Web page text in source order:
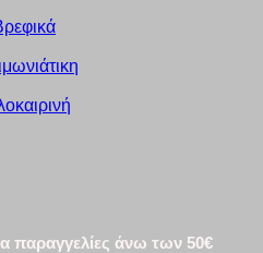
παραγγελίες άνω των 50€